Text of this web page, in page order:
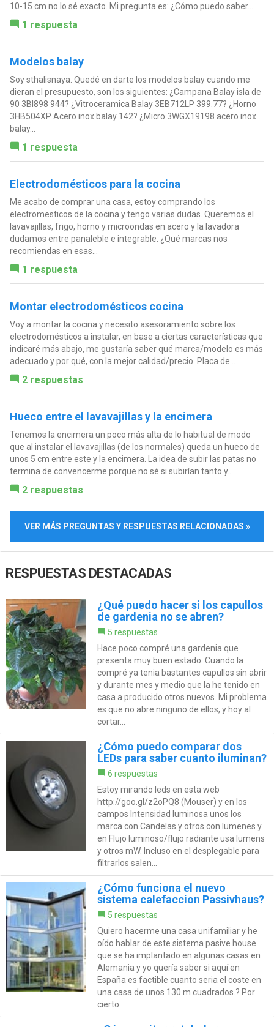
10-15 cm no lo sé exacto. Mi pregunta es: ¿Cómo puedo saber...
1 respuesta
Modelos balay
Soy sthalisnaya. Quedé en darte los modelos balay cuando me
dieran el presupuesto, son los siguientes: ¿Campana Balay isla de
90 3Bl898 944? ¿Vitroceramica Balay 3EB712LP 399.77? ¿Horno
3HB504XP Acero inox balay 142? ¿Micro 3WGX19198 acero inox
balay...
1 respuesta
Electrodomésticos para la cocina
Me acabo de comprar una casa, estoy comprando los
electromesticos de la cocina y tengo varias dudas. Queremos el
lavavajillas, frigo, horno y microondas en acero y la lavadora
dudamos entre panaleble e integrable. ¿Qué marcas nos
recomiendas en esas...
1 respuesta
Montar electrodomésticos cocina
Voy a montar la cocina y necesito asesoramiento sobre los
electrodomésticos a instalar, en base a ciertas características que
indicaré más abajo, me gustaría saber qué marca/modelo es más
adecuado y por qué, con la mejor calidad/precio. Placa de...
2 respuestas
Hueco entre el lavavajillas y la encimera
Tenemos la encimera un poco más alta de lo habitual de modo
que al instalar el lavavajillas (de los normales) queda un hueco de
unos 5 cm entre este y la encimera. La idea de subir las patas no
termina de convencerme porque no sé si subirían tanto y...
2 respuestas
VER MÁS PREGUNTAS Y RESPUESTAS RELACIONADAS »
RESPUESTAS DESTACADAS
¿Qué puedo hacer si los capullos
de gardenia no se abren?
5 respuestas
Hace poco compré una gardenia que
presenta muy buen estado. Cuando la
compré ya tenia bastantes capullos sin abrir
y durante mes y medio que la he tenido en
casa a producido otros nuevos. Mi problema
es que no abre ninguno de ellos, y hoy al
cortar...
¿Cómo puedo comparar dos
LEDs para saber cuanto iluminan?
6 respuestas
Estoy mirando leds en esta web
http://goo.gl/z2oPQ8 (Mouser) y en los
campos Intensidad luminosa unos los
marca con Candelas y otros con lumenes y
en Flujo luminoso/flujo radiante usa lumens
y otros mW. Incluso en el desplegable para
filtrarlos salen...
¿Cómo funciona el nuevo
sistema calefaccion Passivhaus?
5 respuestas
Quiero hacerme una casa unifamiliar y he
oído hablar de este sistema pasive house
que se ha implantado en algunas casas en
Alemania y yo quería saber si aquí en
España es factible cuanto seria el coste en
una casa de unos 130 m cuadrados.? Por
cierto...